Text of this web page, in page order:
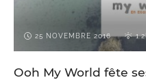
25 NOVEMBRE 2016
Ooh My World fête